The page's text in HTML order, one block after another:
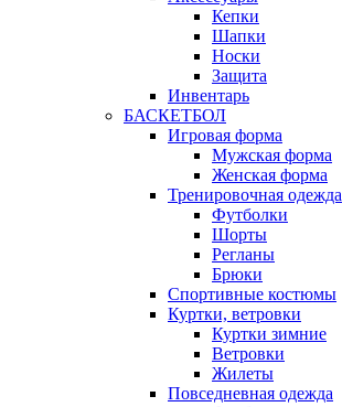
Кепки
Шапки
Носки
Защита
Инвентарь
БАСКЕТБОЛ
Игровая форма
Мужская форма
Женская форма
Тренировочная одежда
Футболки
Шорты
Регланы
Брюки
Спортивные костюмы
Куртки, ветровки
Куртки зимние
Ветровки
Жилеты
Повседневная одежда